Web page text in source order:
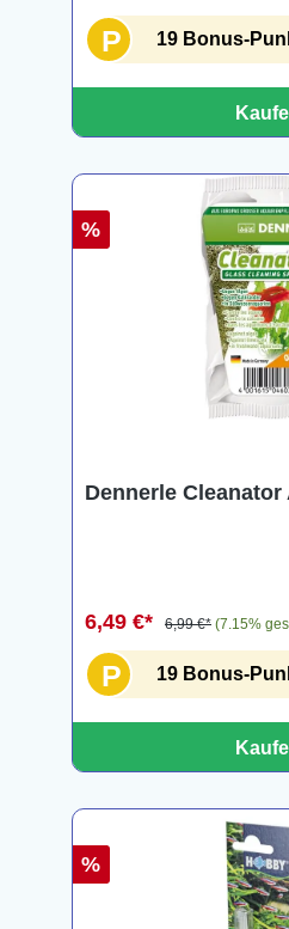
P 19 Bonus-
%
Dennerle
6,49 €* 6,99 €* (7.15%
P 19 Bonus-
%